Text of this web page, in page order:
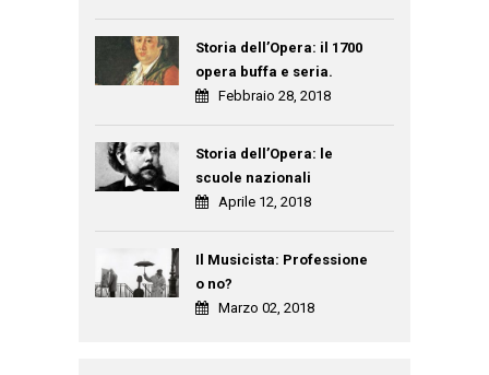
Storia dell’Opera: il 1700
opera buffa e seria.
Febbraio 28, 2018
Storia dell’Opera: le
scuole nazionali
Aprile 12, 2018
Il Musicista: Professione
o no?
Marzo 02, 2018